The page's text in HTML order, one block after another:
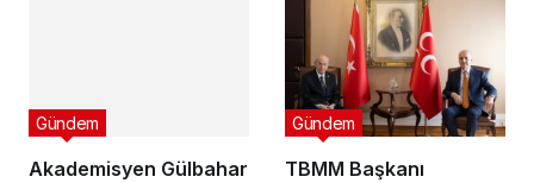
Akademisyen Gülbahar
Gündem
TBMM Başkanı
Gündem